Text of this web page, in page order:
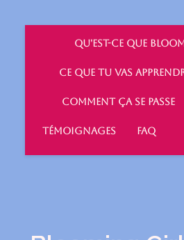
Qu'est-ce que
Ce que tu vas
Comment ça se passe
Témoignages FAQ